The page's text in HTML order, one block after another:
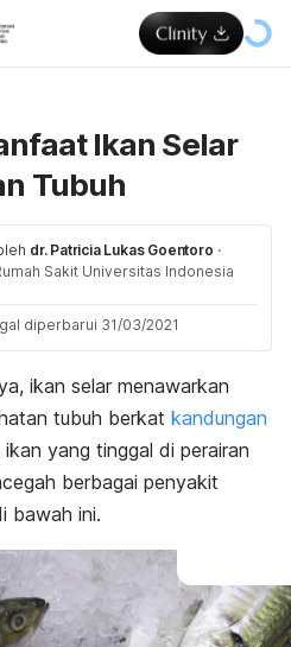
Ikan Selar
Tubuh
dr. Patricia Lukas Goentoro ·
Sakit Universitas Indonesia
diperbarui 31/03/2021
ikan selar menawarkan
tubuh berkat kandungan
yang tinggal di perairan
berbagai penyakit
bawah ini.